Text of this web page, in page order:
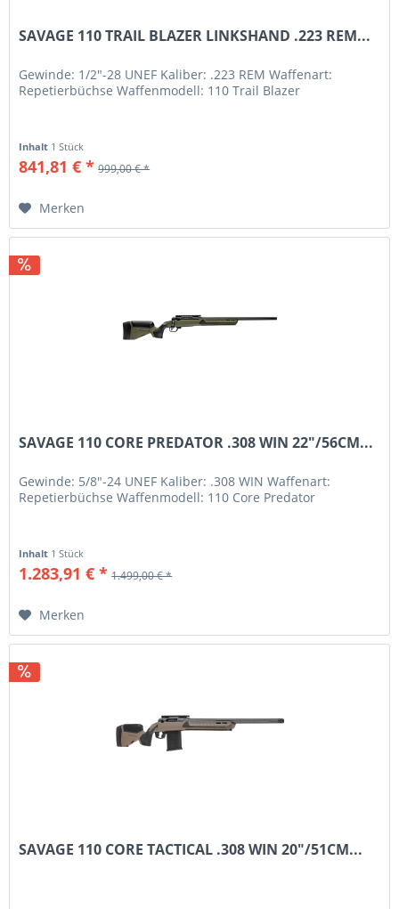
SAVAGE 110 TRAIL BLAZER LINKSHAND .223 REM...
Gewinde: 1/2"-28 UNEF Kaliber: .223 REM Waffenart:
Repetierbüchse Waffenmodell: 110 Trail Blazer
Inhalt 1 Stück
841,81 € * 999,00 € *
Merken
SAVAGE 110 CORE PREDATOR .308 WIN 22"/56CM...
Gewinde: 5/8"-24 UNEF Kaliber: .308 WIN Waffenart:
Repetierbüchse Waffenmodell: 110 Core Predator
Inhalt 1 Stück
1.283,91 € * 1.499,00 € *
Merken
SAVAGE 110 CORE TACTICAL .308 WIN 20"/51CM...